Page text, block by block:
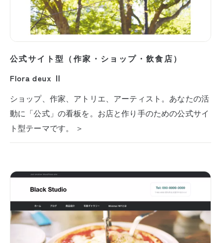
公式サイト型（作家・ショップ・飲食店）
Flora deux Ⅱ
ショップ、作家、アトリエ、アーティスト。あなたの活
動に「公式」の看板を。お店と作り手のための公式サイ
ト型テーマです。 ＞